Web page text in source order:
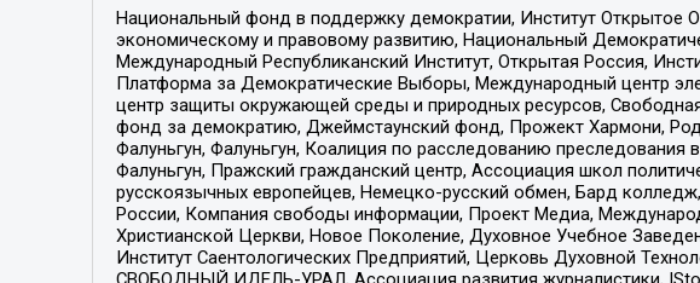
Национальный фонд в поддержку демократии, Институт
экономическому и правовому развитию, Национальный
Международный Республиканский Институт, Открытая Россия,
Платформа за Демократические Выборы, Международный центр
центр защиты окружающей среды и природных ресурсов,
фонд за демократию, Джеймстаунский фонд, Прожект Хармони,
Фалуньгун, Фалуньгун, Коалиция по расследованию
Фалуньгун, Пражский гражданский центр, Ассоциация школ
русскоязычных европейцев, Немецко-русский обмен, Бард
России, Компания свободы информации, Проект Медиа,
Христианской Церкви, Новое Поколение, Духовное Учебное
Институт Саентологических Предприятий, Церковь Духовной